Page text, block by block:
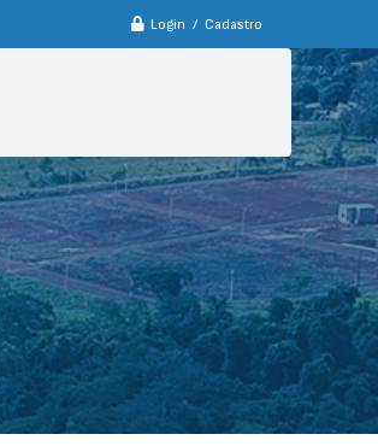
Login / Cadastro